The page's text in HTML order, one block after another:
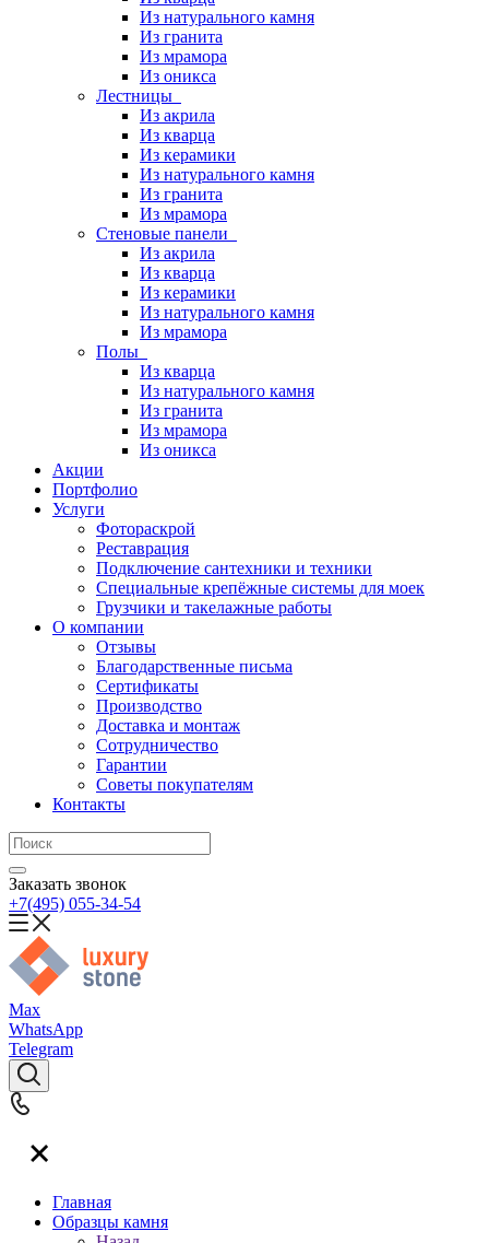
Из натурального камня
Из гранита
Из мрамора
Из оникса
Лестницы
Из акрила
Из кварца
Из керамики
Из натурального камня
Из гранита
Из мрамора
Стеновые панели
Из акрила
Из кварца
Из керамики
Из натурального камня
Из мрамора
Полы
Из кварца
Из натурального камня
Из гранита
Из мрамора
Из оникса
Акции
Портфолио
Услуги
Фотораскрой
Реставрация
Подключение сантехники и техники
Специальные крепёжные системы для моек
Грузчики и такелажные работы
О компании
Отзывы
Благодарственные письма
Сертификаты
Производство
Доставка и монтаж
Сотрудничество
Гарантии
Советы покупателям
Контакты
Заказать звонок
+7(495) 055-34-54
Max
WhatsApp
Telegram
Главная
Образцы камня